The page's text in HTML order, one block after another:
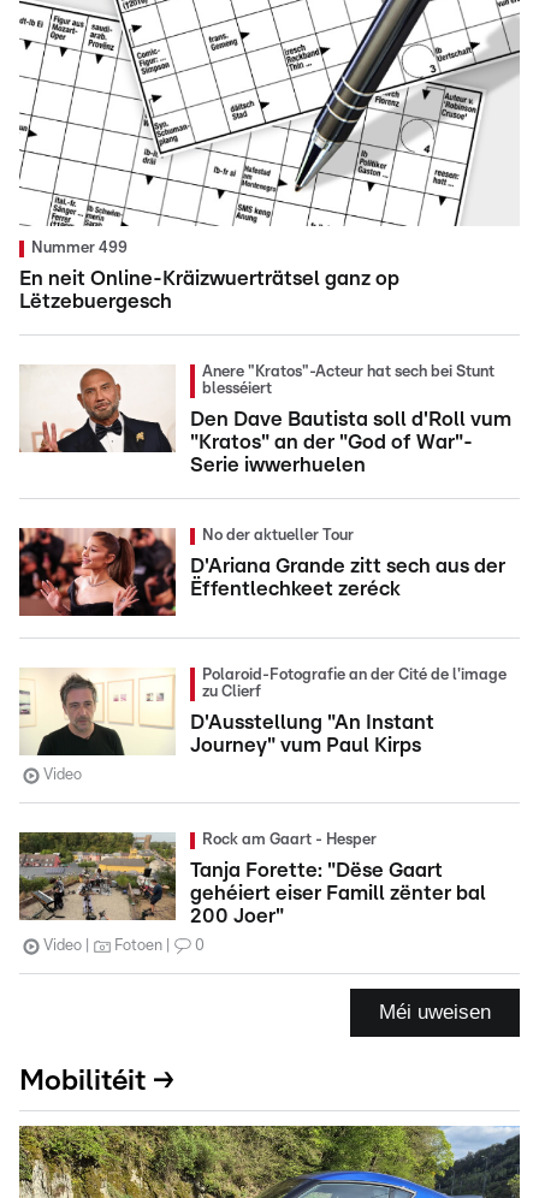
Nummer 499
En neit Online-Kräizwuerträtsel ganz op
Lëtzebuergesch
Anere "Kratos"-Acteur hat sech bei Stunt
blesséiert
Den Dave Bautista soll d'Roll vum
"Kratos" an der "God of War"-
Serie iwwerhuelen
No der aktueller Tour
D'Ariana Grande zitt sech aus der
Ëffentlechkeet zeréck
Polaroid-Fotografie an der Cité de l'image
zu Clierf
D'Ausstellung "An Instant
Journey" vum Paul Kirps
Video
Rock am Gaart - Hesper
Tanja Forette: "Dëse Gaart
gehéiert eiser Famill zënter bal
200 Joer"
Video Fotoen 0
Méi uweisen
Mobilitéit →